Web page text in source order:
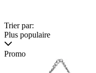
Trier par:
Plus populaire
Promo